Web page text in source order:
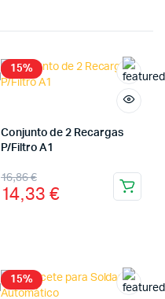
15%
Conjunto de 2 Recargas
P/Filtro A1
16,86€
14,33 €
15%